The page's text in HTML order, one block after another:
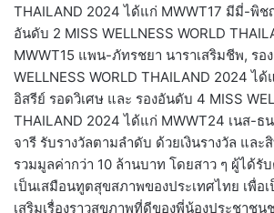
THAILAND 2024 ได้แก่ MWWT17 มีมี่-พิช
อันดับ 2 MISS WELLNESS WORLD
MWWT15 แพน-ภัทรชยา นาราเสริมชีพ, รอ
WELLNESS WORLD THAILAND 2024 ไ
อิสรีย์ รอดวิเศษ และ รองอันดับ 4 MISS
THAILAND 2024 ได้แก่ MWWT24 เนส-ธ
จารี รับรางวัลตามลำดับ ด้วยเงินรางวัล แล
รวมมูลค่ากว่า 10 ล้านบาท โดยสาว ๆ ผู้ได้รั
เป็นเสมือนทูตสุขสภาพของประเทศไทย เพื่อ
เสริมเรื่องราวสุขภาพที่ดีของพี่น้องประชาชน